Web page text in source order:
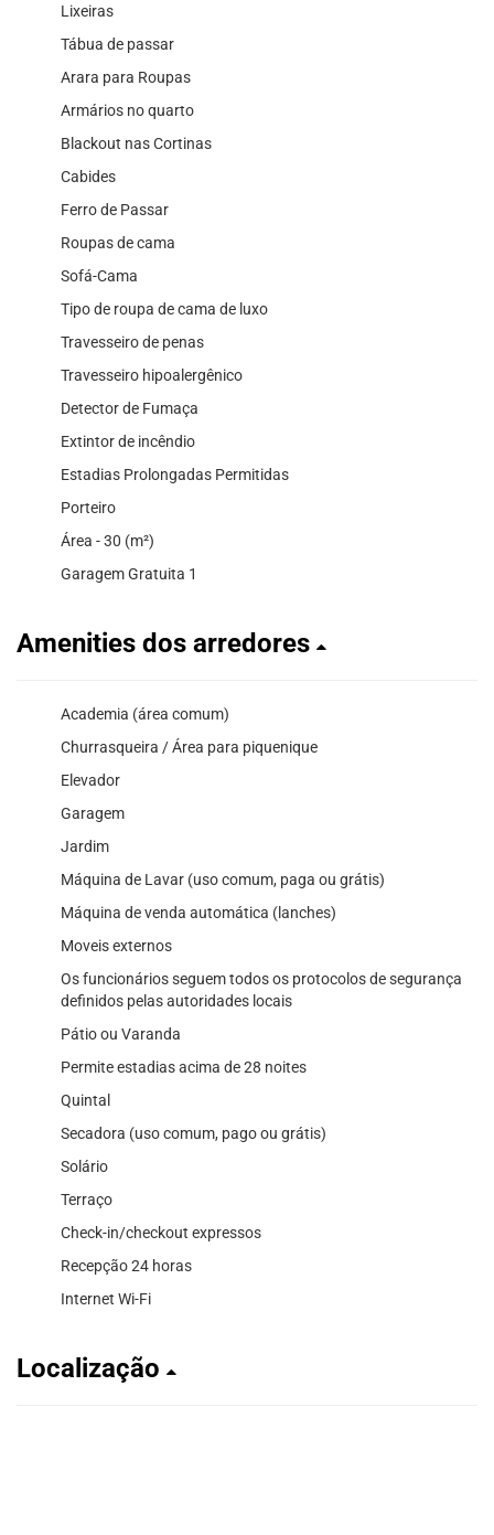
Lixeiras
Tábua de passar
Arara para Roupas
Armários no quarto
Blackout nas Cortinas
Cabides
Ferro de Passar
Roupas de cama
Sofá-Cama
Tipo de roupa de cama de luxo
Travesseiro de penas
Travesseiro hipoalergênico
Detector de Fumaça
Extintor de incêndio
Estadias Prolongadas Permitidas
Porteiro
Área - 30 (m²)
Garagem Gratuita 1
Amenities dos arredores
Academia (área comum)
Churrasqueira / Área para piquenique
Elevador
Garagem
Jardim
Máquina de Lavar (uso comum, paga ou grátis)
Máquina de venda automática (lanches)
Moveis externos
Os funcionários seguem todos os protocolos de segurança
definidos pelas autoridades locais
Pátio ou Varanda
Permite estadias acima de 28 noites
Quintal
Secadora (uso comum, pago ou grátis)
Solário
Terraço
Check-in/checkout expressos
Recepção 24 horas
Internet Wi-Fi
Localização